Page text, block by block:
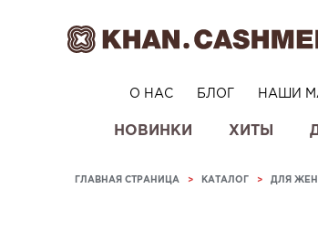
О НАС БЛОГ НАШИ
НОВИНКИ ХИТЫ
ГЛАВНАЯ СТРАНИЦА > КАТАЛОГ > ДЛЯ